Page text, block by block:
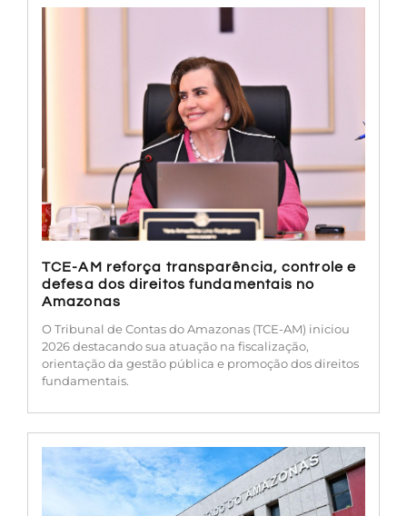
TCE-AM reforça transparência, controle e
defesa dos direitos fundamentais no
Amazonas
O Tribunal de Contas do Amazonas (TCE-AM) iniciou
2026 destacando sua atuação na fiscalização,
orientação da gestão pública e promoção dos direitos
fundamentais.